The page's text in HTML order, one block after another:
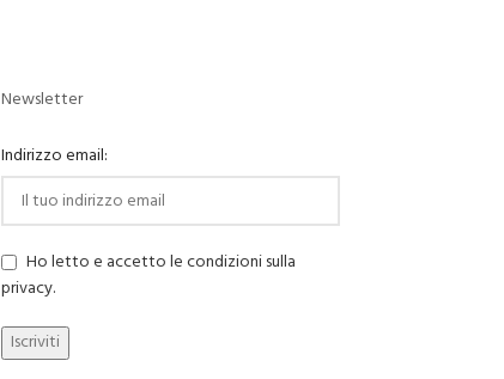
Newsletter
Indirizzo email:
Ho letto e accetto le condizioni sulla
privacy.